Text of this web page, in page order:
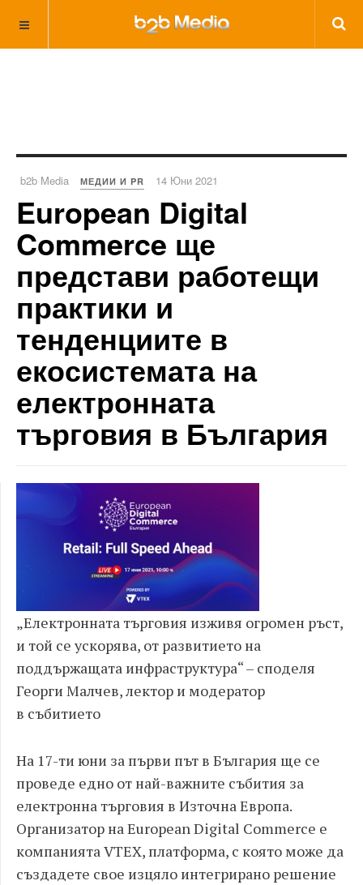
b2b Media МЕДИИ И PR 14 Юни 2021
European Digital
Commerce ще
представи работещи
практики и
тенденциите в
екосистемата на
електронната
търговия в България
„Електронната търговия изживя огромен ръст,
и той се ускорява, от развитието на
поддържащата инфраструктура“ – споделя
Георги Малчев, лектор и модератор
в събитието
На 17-ти юни за първи път в България ще се
проведе едно от най-важните събития за
електронна търговия в Източна Европа.
Организатор на European Digital Commerce е
компанията VTEX, платформа, с която може да
създадете свое изцяло интегрирано решение